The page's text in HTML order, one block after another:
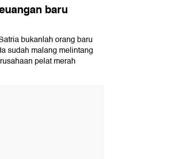
baru
bukanlah orang baru
sudah malang melintang
pelat merah